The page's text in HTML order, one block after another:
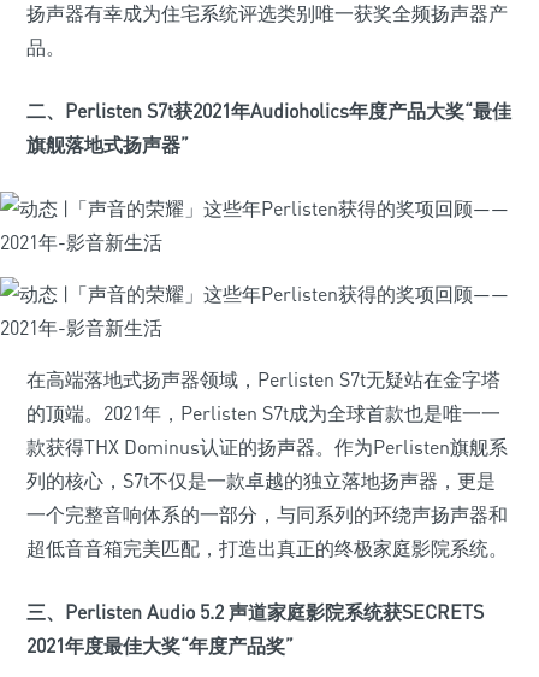
扬声器有幸成为住宅系统评选类别唯一获奖全频扬声器产
品。
二、Perlisten S7t获2021年Audioholics年度产品大奖“最佳
旗舰落地式扬声器”
在高端落地式扬声器领域，Perlisten S7t无疑站在金字塔
的顶端。2021年，Perlisten S7t成为全球首款也是唯一一
款获得THX Dominus认证的扬声器。作为Perlisten旗舰系
列的核心，S7t不仅是一款卓越的独立落地扬声器，更是
一个完整音响体系的一部分，与同系列的环绕声扬声器和
超低音音箱完美匹配，打造出真正的终极家庭影院系统。
三、Perlisten Audio 5.2 声道家庭影院系统获SECRETS
2021年度最佳大奖“年度产品奖”